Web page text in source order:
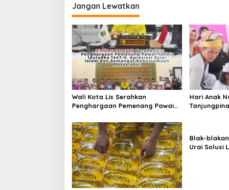
i
g
a
s
i
p
o
s
Jangan Lewatkan
Wali Kota Lis Serahkan
Penghargaan Pemenang Pawai
Masyarakat Terus Hidupkan
Syiar Islam
Hari Anak
Blak-
Urai Solusi